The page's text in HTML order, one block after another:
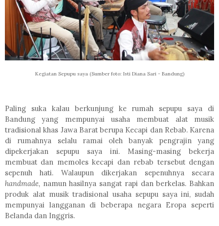
Kegiatan Sepupu saya (Sumber foto: Isti Diana Sari - Bandung)
Paling suka kalau berkunjung ke rumah sepupu saya di
Bandung yang mempunyai usaha membuat alat musik
tradisional khas Jawa Barat berupa Kecapi dan Rebab. Karena
di rumahnya selalu ramai oleh banyak pengrajin yang
dipekerjakan sepupu saya ini. Masing-masing bekerja
membuat dan memoles kecapi dan rebab tersebut dengan
sepenuh hati. Walaupun dikerjakan sepenuhnya secara
handmade, namun hasilnya sangat rapi dan berkelas. Bahkan
produk alat musik tradisional usaha sepupu saya ini, sudah
mempunyai langganan di beberapa negara Eropa seperti
Belanda dan Inggris.